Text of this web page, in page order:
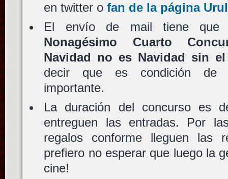
en twitter ofan de la página
El envío de mail tiene que
Nonagésimo Cuarto
Navidad no es Navidad sin
decir que es condición de
importante.
La duración del concurso es
entreguen las entradas. Por
regalos conforme lleguen las
prefiero no esperar que luego la
cine!